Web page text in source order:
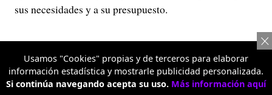
sus necesidades y a su presupuesto.
El ahorro como parte de la
experiencia de compra
Usamos "Cookies" propias y de terceros para elaborar
información estadística y mostrarle publicidad personalizada.
Si continúa navegando acepta su uso. Más información aquí